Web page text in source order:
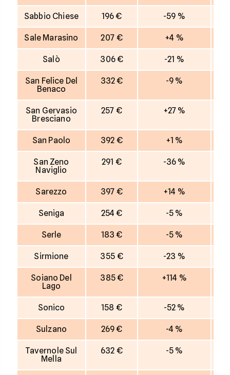
Sabbio Chiese 196 € -59 %
Sale Marasino 207 € +4 %
Salò 306 € -21 %
San Felice Del
Benaco
332 € -9 %
San Gervasio
Bresciano
257 € +27 %
San Paolo 392 € +1 %
San Zeno
Naviglio
291 € -36 %
Sarezzo 397 € +14 %
Seniga 254 € -5 %
Serle 183 € -5 %
Sirmione 355 € -23 %
Soiano Del
Lago
385 € +114 %
Sonico 158 € -52 %
Sulzano 269 € -4 %
Tavernole Sul
Mella
632 € -5 %